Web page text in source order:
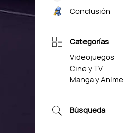
Conclusión
Categorías
Videojuegos
Cine y TV
Manga y Anime
Búsqueda